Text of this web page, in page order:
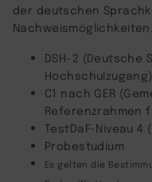
der deutschen
Nachweismöglichkeiten,
DSH-2 (Deutsche
Hochschulzugang)
C1 nach GER
Referenzrahmen
TestDaF-Niveau
Probestudium
Es gelten die